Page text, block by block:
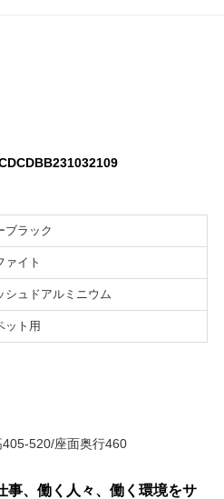
ブラック
ァイト
シュドアルミニウム
ット用
520/座面奥行460
事、働く人々、働く環境をサ